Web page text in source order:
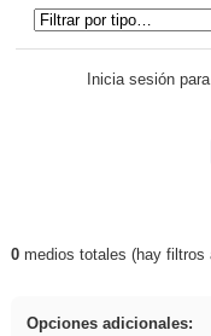
Inicia sesión
Resultados de:
0medios totales (hay filtros
Opciones adicionales: